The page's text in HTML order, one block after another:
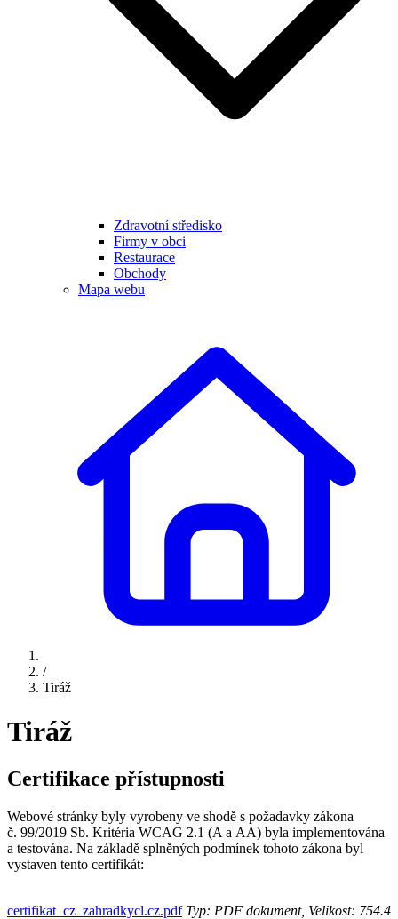
Zdravotní středisko
Firmy v obci
Restaurace
Obchody
Mapa webu
/
Tiráž
Tiráž
Certifikace přístupnosti
Webové stránky byly vyrobeny ve shodě s požadavky zákona
č. 99/2019 Sb. Kritéria WCAG 2.1 (A a AA) byla implementována
a testována. Na základě splněných podmínek tohoto zákona byl
vystaven tento certifikát:
certifikat_cz_zahradkycl.cz.pdfTyp: PDF dokument, Velikost: 754.4